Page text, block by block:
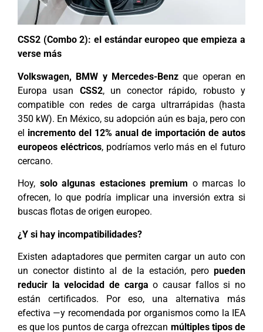
CSS2 (Combo 2): el estándar europeo que empieza a
verse más
Volkswagen, BMW y Mercedes-Benz que operan en
Europa usan CSS2, un conector rápido, robusto y
compatible con redes de carga ultrarrápidas (hasta
350 kW). En México, su adopción aún es baja, pero con
el incremento del 12% anual de importación de autos
europeos eléctricos, podríamos verlo más en el futuro
cercano.
Hoy, solo algunas estaciones premium o marcas lo
ofrecen, lo que podría implicar una inversión extra si
buscas flotas de origen europeo.
¿Y si hay incompatibilidades?
Existen adaptadores que permiten cargar un auto con
un conector distinto al de la estación, pero pueden
reducir la velocidad de carga o causar fallos si no
están certificados. Por eso, una alternativa más
efectiva —y recomendada por organismos como la IEA
es que los puntos de carga ofrezcan múltiples tipos de